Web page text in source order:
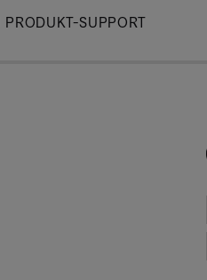
PRODUKT-SUPPORT